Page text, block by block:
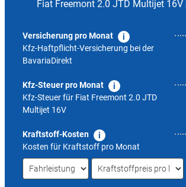
Fiat Freemont 2.0 JTD Multijet
Versicherung pro Monat
Kfz-Haftpflicht-Versicherung bei der
BavariaDirekt
Kfz-Steuer pro Monat
Kfz-Steuer für Fiat Freemont 2.0 JTD
Multijet 16V
Kraftstoff-Kosten
Kosten für Kraftstoff pro Monat